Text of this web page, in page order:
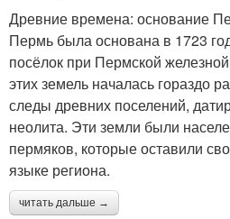
Древние времена: основание
Пермь была основана в 1723
посёлок при Пермской
этих земель началась гораздо
следы древних поселений,
неолита. Эти земли были
пермяков, которые оставили
языке региона.
читать дальше →